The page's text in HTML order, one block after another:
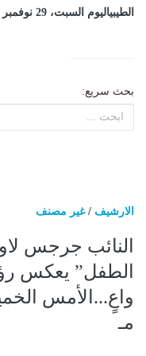
الطيبياليوم السبت، 29 نوفمبر 2025 11:50 صـ
بحث سريع:
الارشيف /غير مصنف
النائب جرجس
الطفل” يعكس
مـ